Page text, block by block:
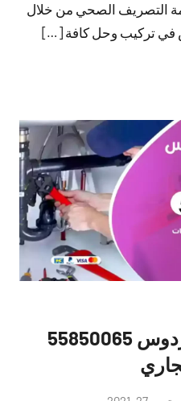
التصريف الصحي من خلال
في تركيب وحل كافة […]
سباك فني صحي الفردوس 55850065